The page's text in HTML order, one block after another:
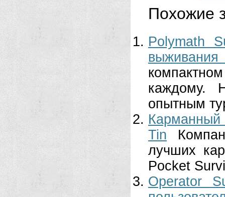
Похожие
Polymath
каждому.
опытным
Карманный
Tin
лучших
Pocket
Operator